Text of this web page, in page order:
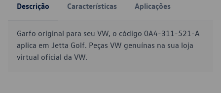
Descrição Características Aplicações
Garfo original para seu VW, o código 0A4-311-521-A
aplica em Jetta Golf. Peças VW genuínas na sua loja
virtual oficial da VW.